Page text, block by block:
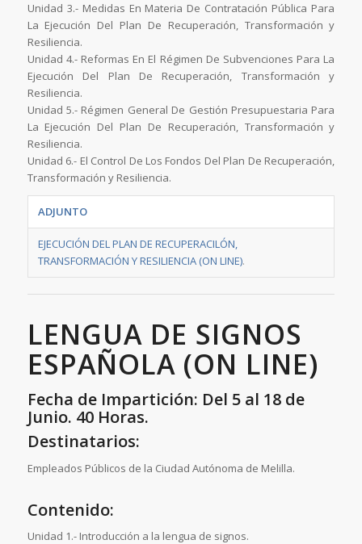
Unidad 3.- Medidas En Materia De Contratación Pública Para
La Ejecución Del Plan De Recuperación, Transformación y
Resiliencia.
Unidad 4.- Reformas En El Régimen De Subvenciones Para La
Ejecución Del Plan De Recuperación, Transformación y
Resiliencia.
Unidad 5.- Régimen General De Gestión Presupuestaria Para
La Ejecución Del Plan De Recuperación, Transformación y
Resiliencia.
Unidad 6.- El Control De Los Fondos Del Plan De Recuperación,
Transformación y Resiliencia.
ADJUNTO
EJECUCIÓN DEL PLAN DE RECUPERACILÓN,
TRANSFORMACIÓN Y RESILIENCIA (ON LINE).
LENGUA DE SIGNOS
ESPAÑOLA (ON LINE)
Fecha de Impartición: Del 5 al 18 de
Junio. 40 Horas.
Destinatarios:
Empleados Públicos de la Ciudad Autónoma de Melilla.
Contenido:
Unidad 1.- Introducción a la lengua de signos.